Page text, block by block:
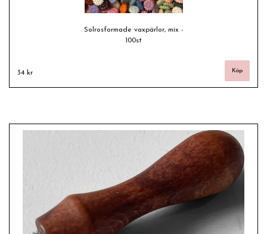
Solrosformade vaxpärlor, mix -
100st
34 kr